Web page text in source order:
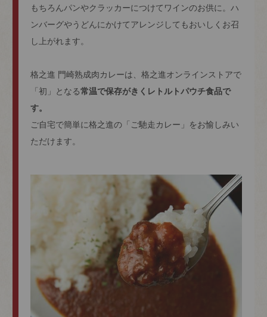
もちろんパンやクラッカーにつけてワインのお供に。ハ
ンバーグやうどんにかけてアレンジしてもおいしくお召
し上がれます。
格之進 門崎熟成肉カレーは、格之進オンラインストアで
「初」となる常温で保存がきくレトルトパウチ食品で
す。
ご自宅で簡単に格之進の「ご馳走カレー」をお愉しみい
ただけます。